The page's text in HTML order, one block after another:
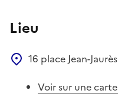
Lieu
16 place Jean-Jaurès
Voir sur une carte